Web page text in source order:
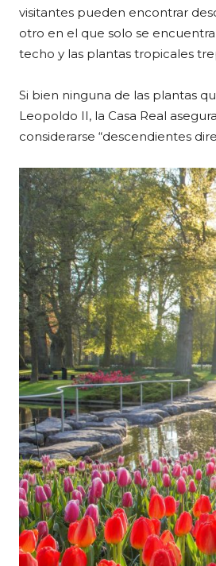
visitantes pueden encontrar
otro en el que solo se
techo y las plantas tropicales
Si bien ninguna de las plantas
Leopoldo II, la Casa Real
considerarse “descendientes